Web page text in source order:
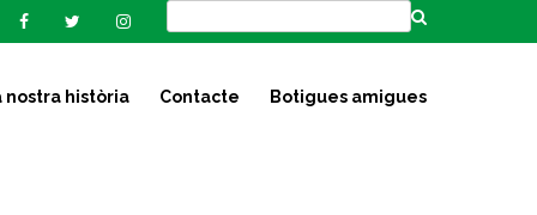
nostra història Contacte Botigues amigues